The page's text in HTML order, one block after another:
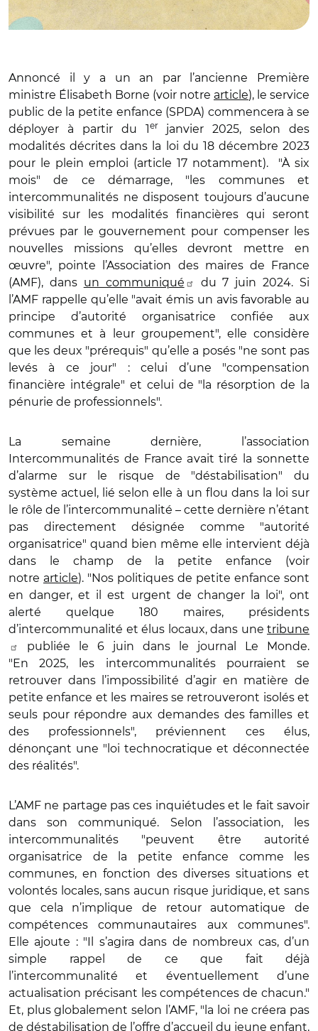
Annoncé il y a un an par l’ancienne Première
ministre Élisabeth Borne (voir notre article), le service
public de la petite enfance (SPDA) commencera à se
déployer à partir du 1erjanvier 2025, selon des
modalités décrites dans la loi du 18 décembre 2023
pour le plein emploi (article 17 notamment). "À six
mois" de ce démarrage, "les communes et
intercommunalités ne disposent toujours d’aucune
visibilité sur les modalités financières qui seront
prévues par le gouvernement pour compenser les
nouvelles missions qu’elles devront mettre en
œuvre", pointe l’Association des maires de France
(AMF), dans un communiqué
du 7 juin 2024. Si
l’AMF rappelle qu’elle "avait émis un avis favorable au
principe d’autorité organisatrice confiée aux
communes et à leur groupement", elle considère
que les deux "prérequis" qu’elle a posés "ne sont pas
levés à ce jour" : celui d’une "compensation
financière intégrale" et celui de "la résorption de la
pénurie de professionnels".
La semaine dernière, l’association
Intercommunalités de France avait tiré la sonnette
d’alarme sur le risque de "déstabilisation" du
système actuel, lié selon elle à un flou dans la loi sur
le rôle de l’intercommunalité – cette dernière n’étant
pas directement désignée comme "autorité
organisatrice" quand bien même elle intervient déjà
dans le champ de la petite enfance (voir
notre article). "Nos politiques de petite enfance sont
en danger, et il est urgent de changer la loi", ont
alerté quelque 180 maires, présidents
d’intercommunalité et élus locaux, dans une tribune
publiée le 6 juin dans le journal Le Monde.
"En 2025, les intercommunalités pourraient se
retrouver dans l’impossibilité d’agir en matière de
petite enfance et les maires se retrouveront isolés et
seuls pour répondre aux demandes des familles et
des professionnels", préviennent ces élus,
dénonçant une "loi technocratique et déconnectée
des réalités".
L’AMF ne partage pas ces inquiétudes et le fait savoir
dans son communiqué. Selon l’association, les
intercommunalités "peuvent être autorité
organisatrice de la petite enfance comme les
communes, en fonction des diverses situations et
volontés locales, sans aucun risque juridique, et sans
que cela n’implique de retour automatique de
compétences communautaires aux communes".
Elle ajoute : "Il s’agira dans de nombreux cas, d’un
simple rappel de ce que fait déjà
l’intercommunalité et éventuellement d’une
actualisation précisant les compétences de chacun."
Et, plus globalement selon l’AMF, "la loi ne créera pas
de déstabilisation de l’offre d’accueil du jeune enfant,